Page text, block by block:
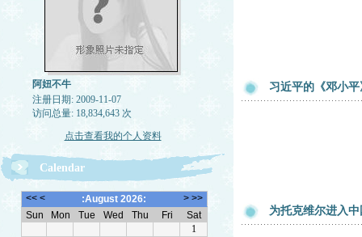
阿妞不牛
注册日期: 2009-11-07
访问总量: 18,834,643 次
点击查看我的个人资料
Calendar
习近平的《邓小
为托克维尔进入